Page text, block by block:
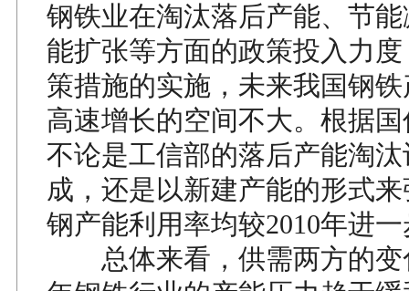
钢铁业在淘汰落后产能、节
能扩张等方面的政策投入力
策措施的实施，未来我国钢
高速增长的空间不大。根据
不论是工信部的落后产能淘
成，还是以新建产能的形式
钢产能利用率均较2010年进
总体来看，供需两方的变